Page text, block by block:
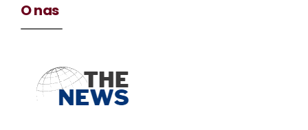
O nas